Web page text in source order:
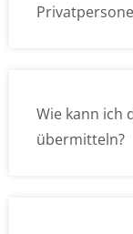
Wie kann ich
übermitteln?